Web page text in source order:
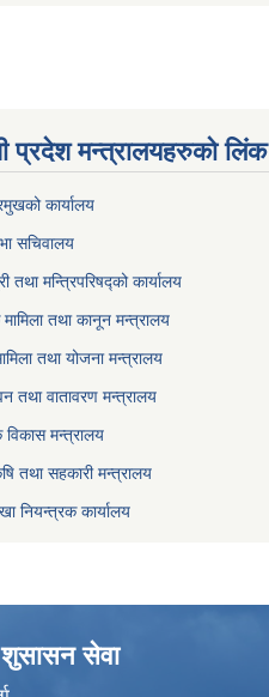
प्रदेश मन्त्रालयहरुको लिंक
कार्यालय
सचिवालय
तथा मन्त्रिपरिषद्को कार्यालय
तथा कानून मन्त्रालय
तथा योजना मन्त्रालय
तथा वातावरण मन्त्रालय
विकास मन्त्रालय
तथा सहकारी मन्त्रालय
नियन्त्रक कार्यालय
शुसासन सेवा